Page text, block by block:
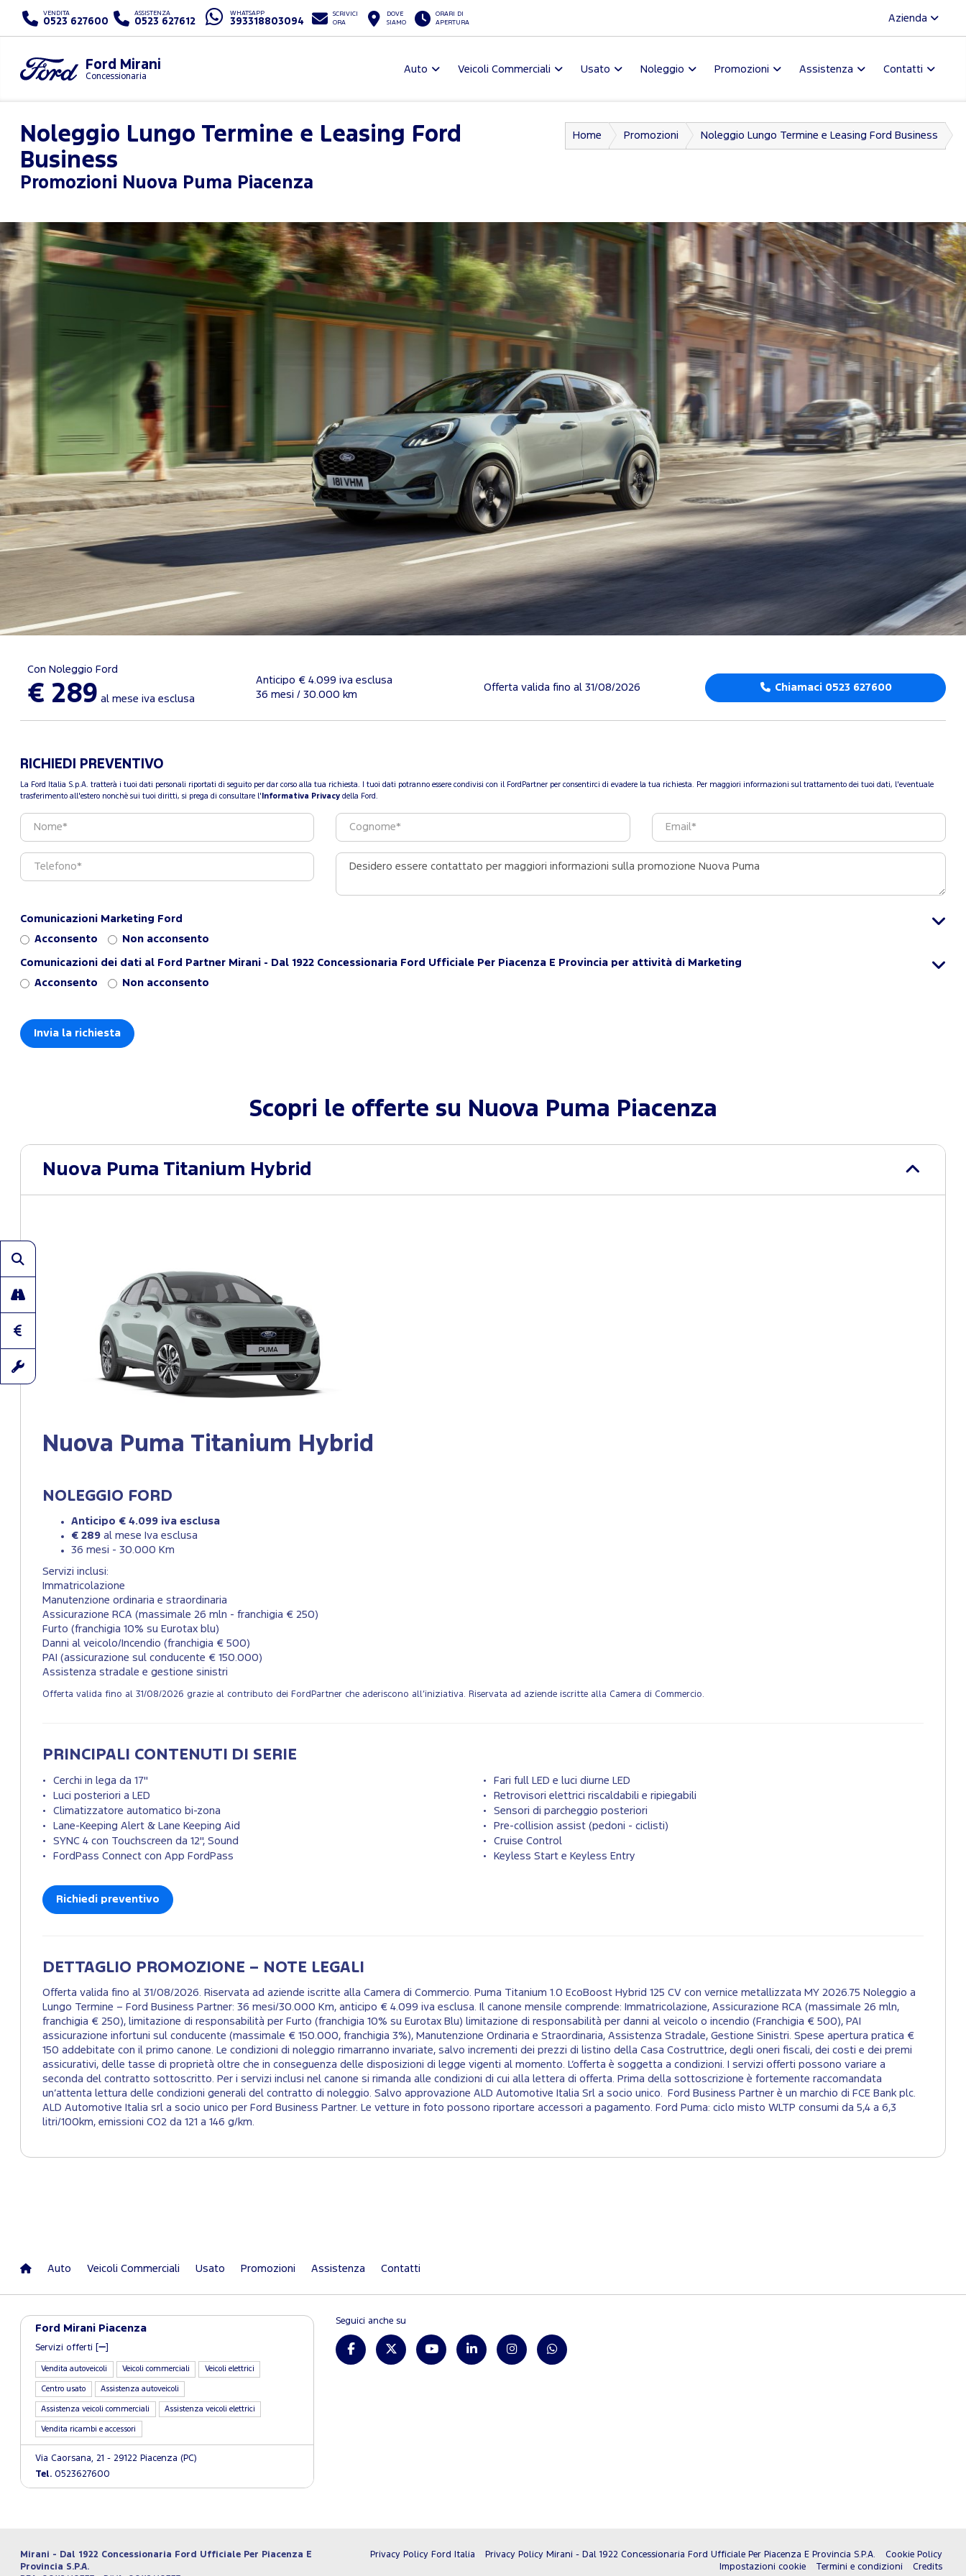
VENDITA
0523 627600
ASSISTENZA
0523 627612
WHATSAPP
393318803094
SCRIVICI
ORA
DOVE
SIAMO
ORARI DI
APERTURA
Azienda
Ford Mirani
Concessionaria
Auto Veicoli Commerciali Usato Noleggio Promozioni Assistenza Contatti
Noleggio Lungo Termine e Leasing Ford
Business
Promozioni Nuova Puma Piacenza
Home Promozioni Noleggio Lungo Termine e Leasing Ford Business
Con Noleggio Ford
€ 289 al mese iva esclusa
Anticipo € 4.099 iva esclusa
36 mesi / 30.000 km
Offerta valida fino al 31/08/2026 Chiamaci 0523 627600
RICHIEDI PREVENTIVO
La Ford Italia S.p.A. tratterà i tuoi dati personali riportati di seguito per dar corso alla tua richiesta. I tuoi dati potranno essere condivisi con il FordPartner per consentirci di evadere la tua richiesta. Per maggiori informazioni sul trattamento dei tuoi dati, l'eventuale
trasferimento all'estero nonchè sui tuoi diritti, si prega di consultare l' Informativa Privacy della Ford.
Comunicazioni Marketing Ford
Acconsento Non acconsento
Comunicazioni dei dati al Ford Partner Mirani - Dal 1922 Concessionaria Ford Ufficiale Per Piacenza E Provincia per attività di Marketing
Acconsento Non acconsento
Scopri le offerte su Nuova Puma Piacenza
Nuova Puma Titanium Hybrid
Nuova Puma Titanium Hybrid
NOLEGGIO FORD
Anticipo € 4.099 iva esclusa
€ 289 al mese Iva esclusa
36 mesi - 30.000 Km
Servizi inclusi:
Immatricolazione
Manutenzione ordinaria e straordinaria
Assicurazione RCA (massimale 26 mln - franchigia € 250)
Furto (franchigia 10% su Eurotax blu)
Danni al veicolo/Incendio (franchigia € 500)
PAI (assicurazione sul conducente € 150.000)
Assistenza stradale e gestione sinistri
Offerta valida fino al 31/08/2026 grazie al contributo dei FordPartner che aderiscono all’iniziativa. Riservata ad aziende iscritte alla Camera di Commercio.
PRINCIPALI CONTENUTI DI SERIE
Cerchi in lega da 17"
Fari full LED e luci diurne LED
Luci posteriori a LED
Retrovisori elettrici riscaldabili e ripiegabili
Climatizzatore automatico bi-zona
Sensori di parcheggio posteriori
Lane-Keeping Alert & Lane Keeping Aid
Pre-collision assist (pedoni - ciclisti)
SYNC 4 con Touchscreen da 12", Sound
Cruise Control
FordPass Connect con App FordPass
Keyless Start e Keyless Entry
Richiedi preventivo
DETTAGLIO PROMOZIONE – NOTE LEGALI
Offerta valida fino al 31/08/2026. Riservata ad aziende iscritte alla Camera di Commercio. Puma Titanium 1.0 EcoBoost Hybrid 125 CV con vernice metallizzata MY 2026.75 Noleggio a
Lungo Termine – Ford Business Partner: 36 mesi/30.000 Km, anticipo € 4.099 iva esclusa. Il canone mensile comprende: Immatricolazione, Assicurazione RCA (massimale 26 mln,
franchigia € 250), limitazione di responsabilità per Furto (franchigia 10% su Eurotax Blu) limitazione di responsabilità per danni al veicolo o incendio (Franchigia € 500), PAI
assicurazione infortuni sul conducente (massimale € 150.000, franchigia 3%), Manutenzione Ordinaria e Straordinaria, Assistenza Stradale, Gestione Sinistri. Spese apertura pratica €
150 addebitate con il primo canone. Le condizioni di noleggio rimarranno invariate, salvo incrementi dei prezzi di listino della Casa Costruttrice, degli oneri fiscali, dei costi e dei premi
assicurativi, delle tasse di proprietà oltre che in conseguenza delle disposizioni di legge vigenti al momento. L’offerta è soggetta a condizioni. I servizi offerti possono variare a
seconda del contratto sottoscritto. Per i servizi inclusi nel canone si rimanda alle condizioni di cui alla lettera di offerta. Prima della sottoscrizione è fortemente raccomandata
un’attenta lettura delle condizioni generali del contratto di noleggio. Salvo approvazione ALD Automotive Italia Srl a socio unico. Ford Business Partner è un marchio di FCE Bank plc.
ALD Automotive Italia srl a socio unico per Ford Business Partner. Le vetture in foto possono riportare accessori a pagamento. Ford Puma: ciclo misto WLTP consumi da 5,4 a 6,3
litri/100km, emissioni CO2 da 121 a 146 g/km.
Auto Veicoli Commerciali Usato Promozioni Assistenza Contatti
Ford Mirani Piacenza
Servizi offerti [
Vendita autoveicoli Veicoli commerciali Veicoli elettrici
Centro usato Assistenza autoveicoli
Assistenza veicoli commerciali Assistenza veicoli elettrici
Vendita ricambi e accessori
Via Caorsana, 21 - 29122 Piacenza (PC)
Tel. 0523627600
Seguici anche su
Mirani - Dal 1922 Concessionaria Ford Ufficiale Per Piacenza E
Provincia S.P.A.
Privacy Policy Ford Italia Privacy Policy Mirani - Dal 1922 Concessionaria Ford Ufficiale Per Piacenza E Provincia S.P.A.
Cookie Policy
Impostazioni cookie
Termini e condizioni Credits